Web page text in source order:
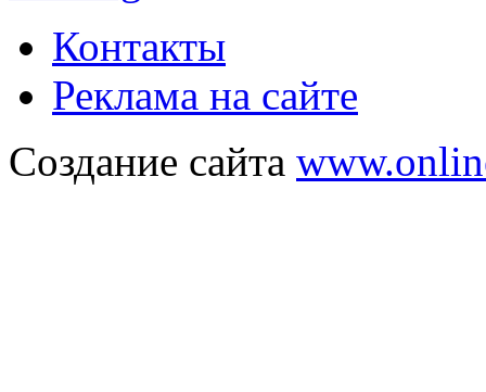
Контакты
Реклама на сайте
Создание сайта